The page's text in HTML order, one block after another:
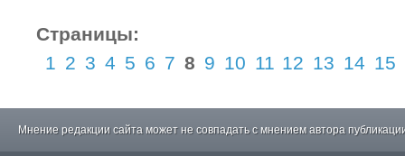
Страницы:
1 2 3 4 5 6 7 8 9 10 11 12 13 14 15
Мнение редакции сайта может не совпадать с мнением автора